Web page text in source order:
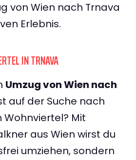
von Wien nach Trnava
Erlebnis.
IN TRNAVA
Umzug von Wien nach
auf der Suche nach
Mit
aus Wien wirst du
umziehen, sondern